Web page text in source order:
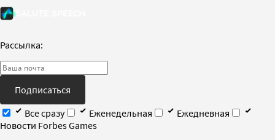
Рассылка:
Подписаться
Все сразу
Еженедельная
Ежедневная
Новости Forbes Games